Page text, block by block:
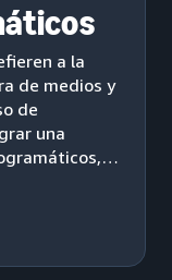
a la
de medios y
de
una
a tu